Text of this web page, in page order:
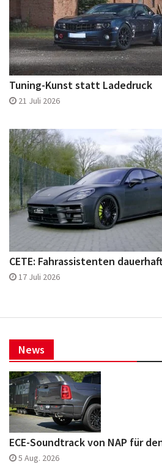
Tuning-Kunst statt Ladedruck
21 Juli 2026
CETE: Fahrassistenten
17 Juli 2026
News
ECE-Soundtrack von NAP für
5 Aug. 2026